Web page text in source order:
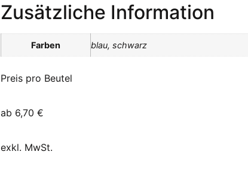
Zusätzliche Information
Farben blau, schwarz
Preis pro Beutel
ab 6,70€
exkl. MwSt.